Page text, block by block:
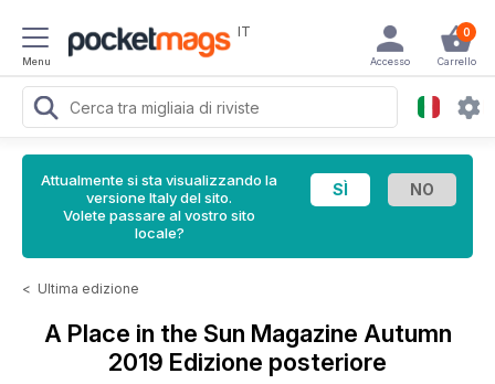
Menu
IT 0
Carrello
Accesso
Attualmente si sta visualizzando la
versione Italy del sito.
Volete passare al vostro sito
locale?
< Ultima edizione
A Place in the Sun Magazine Autumn
2019 Edizione posteriore